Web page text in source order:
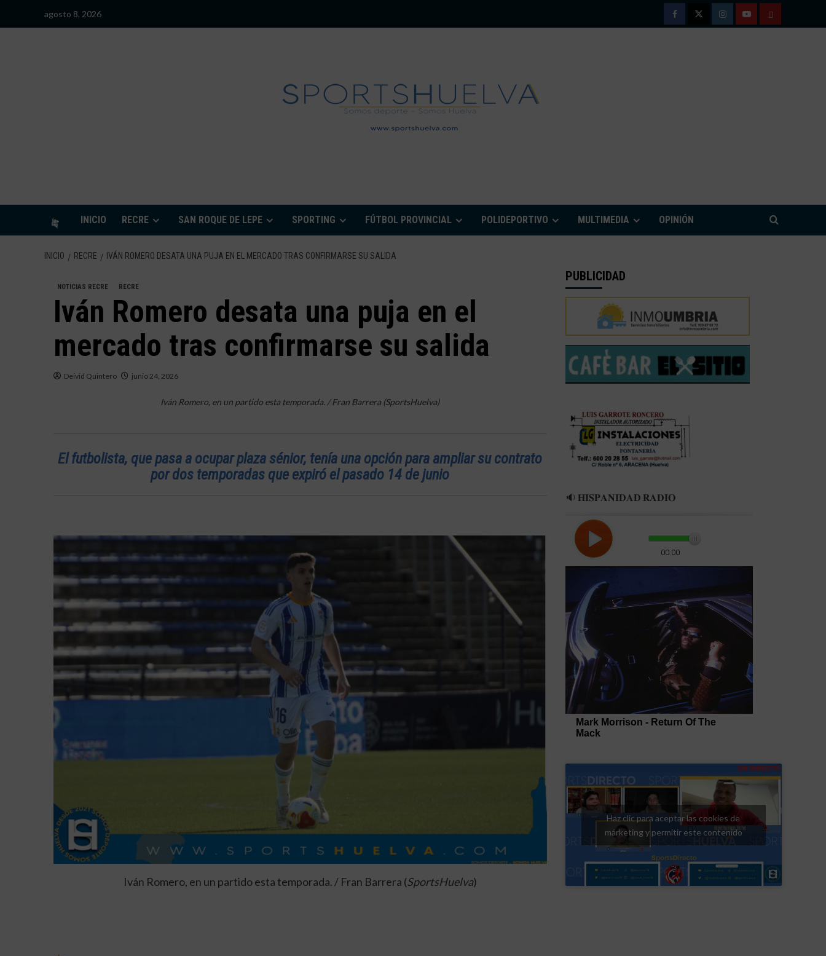
agosto 8, 2026
FacebookTwitterInstagramYoutubeTÉRMINOS
INICIO RECRE SAN ROQUE DE LEPE SPORTING FÚTBOL PROVINCIAL POLIDEPORTIVO MULTIMEDIA OPINIÓN
INICIO RECRE IVÁN ROMERO DESATA UNA PUJA EN EL MERCADO TRAS CONFIRMARSE SU SALIDA
NOTICIAS RECRE RECRE
Iván Romero desata una puja en el
mercado tras confirmarse su salida
Deivid Quintero junio 24, 2026
Iván Romero, en un partido esta temporada. / Fran Barrera (SportsHuelva)
El futbolista, que pasa a ocupar plaza sénior, tenía una opción para ampliar su contrato
por dos temporadas que expiró el pasado 14 de junio
Iván Romero, en un partido esta temporada. / Fran Barrera (SportsHuelva)
PUBLICIDAD
🔉 𝐇𝐈𝐒𝐏𝐀𝐍𝐈𝐃𝐀𝐃 𝐑𝐀𝐃𝐈𝐎
Haz clic para aceptar las cookies de
márketing y permitir este contenido